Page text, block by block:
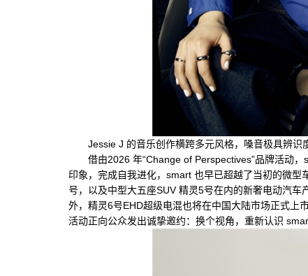
Jessie J 的音乐创作横跨多元风格，嗓音极具辨识
借由2026 年“Change of Perspectives”品牌活动
印象，完成自我进化，smart 也早已超越了当初的微
号，以及中型大五座SUV 精灵5号在内的新奢电动汽
外，精灵6号EHD超级电混也将在中国大陆市场正式上
活动正向公众发出诚挚邀约：换个视角，重新认识